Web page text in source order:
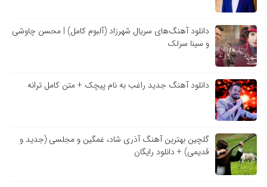
دانلود آهنگ‌های سریال شهرزاد (آلبوم کامل) | محسن چاوشی
و سینا سرلک
دانلود آهنگ جدید راغب به نام پیچک + متن کامل ترانه
گلچین بهترین آهنگ آذری شاد، غمگین و مجلسی (جدید و
قدیمی) + دانلود رایگان